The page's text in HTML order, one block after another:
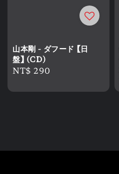
山本剛 - ダフード 【日
盤】 (CD)
Regular
NT$ 290